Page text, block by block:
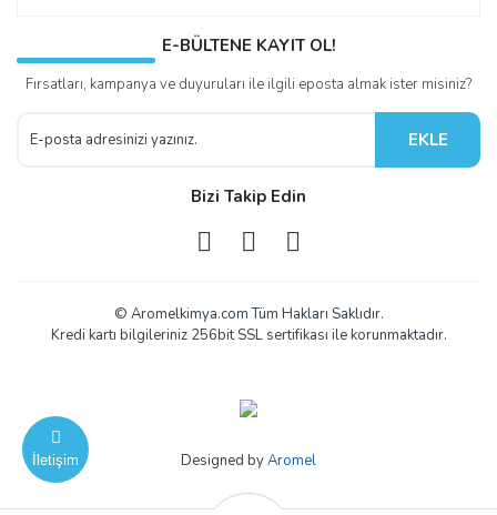
İletişim
E-BÜLTENE KAYIT OL!
Fırsatları, kampanya ve duyuruları ile ilgili eposta almak ister misiniz?
EKLE
Bizi Takip Edin
© Aromelkimya.com Tüm Hakları Saklıdır.
Kredi kartı bilgileriniz 256bit SSL sertifikası ile korunmaktadır.
Designed byAromel